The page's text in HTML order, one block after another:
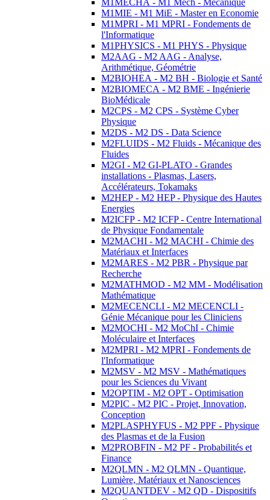
M1MECHA - M1 Mech - Mécanique
M1MIE - M1 MiE - Master en Economie
M1MPRI - M1 MPRI - Fondements de
l'Informatique
M1PHYSICS - M1 PHYS - Physique
M2AAG - M2 AAG - Analyse,
Arithmétique, Géométrie
M2BIOHEA - M2 BH - Biologie et Santé
M2BIOMECA - M2 BME - Ingénierie
BioMédicale
M2CPS - M2 CPS - Système Cyber
Physique
M2DS - M2 DS - Data Science
M2FLUIDS - M2 Fluids - Mécanique des
Fluides
M2GI - M2 GI-PLATO - Grandes
installations - Plasmas, Lasers,
Accélérateurs, Tokamaks
M2HEP - M2 HEP - Physique des Hautes
Energies
M2ICFP - M2 ICFP - Centre International
de Physique Fondamentale
M2MACHI - M2 MACHI - Chimie des
Matériaux et Interfaces
M2MARES - M2 PBR - Physique par
Recherche
M2MATHMOD - M2 MM - Modélisation
Mathématique
M2MECENCLI - M2 MECENCLI -
Génie Mécanique pour les Cliniciens
M2MOCHI - M2 MoChI - Chimie
Moléculaire et Interfaces
M2MPRI - M2 MPRI - Fondements de
l'Informatique
M2MSV - M2 MSV - Mathématiques
pour les Sciences du Vivant
M2OPTIM - M2 OPT - Optimisation
M2PIC - M2 PIC - Projet, Innovation,
Conception
M2PLASPHYFUS - M2 PPF - Physique
des Plasmas et de la Fusion
M2PROBFIN - M2 PF - Probabilités et
Finance
M2QLMN - M2 QLMN - Quantique,
Lumière, Matériaux et Nanosciences
M2QUANTDEV - M2 QD - Dispositifs